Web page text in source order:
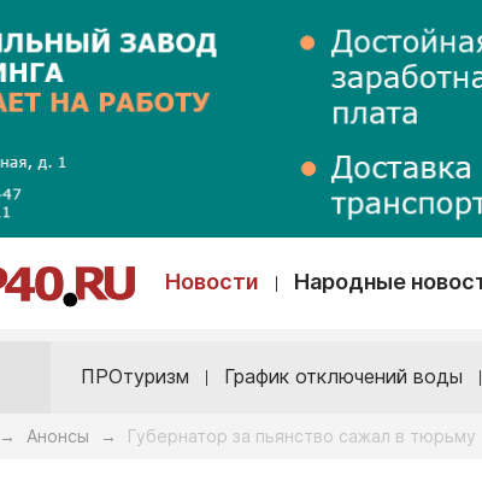
Новости Народные
ПРОтуризм График отключений воды
→ Анонсы → Губернатор за пьянство сажал в тюрьму